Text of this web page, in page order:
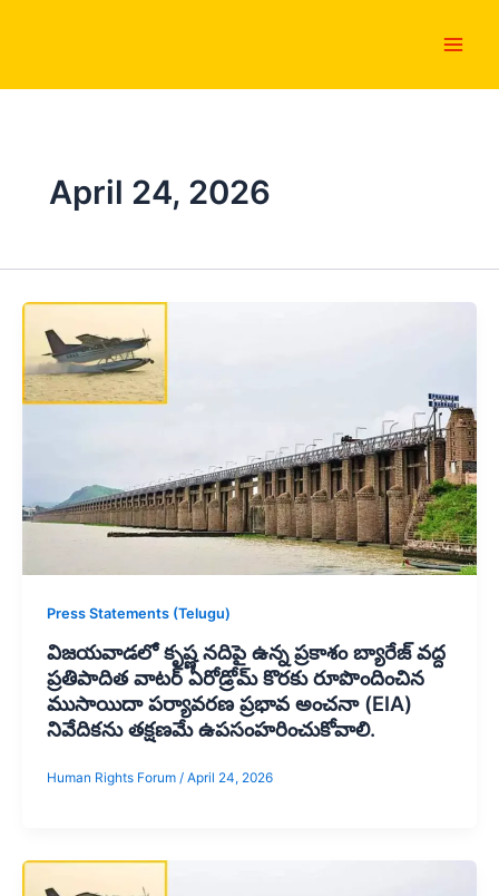
April 24, 2026
Press Statements (Telugu)
విజయవాడలో కృష్ణ నదిపై ఉన్న ప్రకాశం బ్యారేజ్ వద్ద
ప్రతిపాదిత వాటర్ ఏరోడ్రోమ్ కొరకు రూపొందించిన
ముసాయిదా పర్యావరణ ప్రభావ అంచనా (EIA)
నివేదికను తక్షణమే ఉపసంహరించుకోవాలి.
Human Rights Forum / April 24, 2026